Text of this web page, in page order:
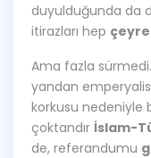
duyulduğunda da
itirazları hep
Ama fazla
yandan
korkusu nedeniyle
çoktandır İslam-
de, referandumu